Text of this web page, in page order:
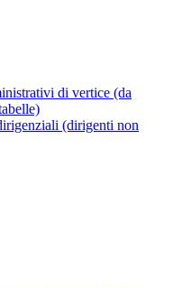
di vertice (da
(dirigenti non